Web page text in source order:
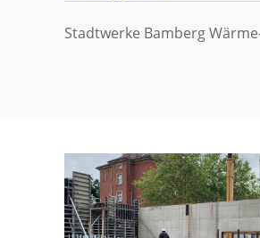
Stadtwerke Bamberg